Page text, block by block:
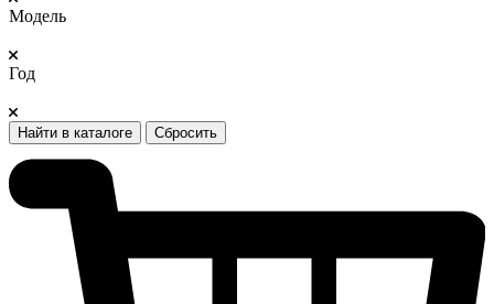
Модель
Год
Найти в каталоге Сбросить